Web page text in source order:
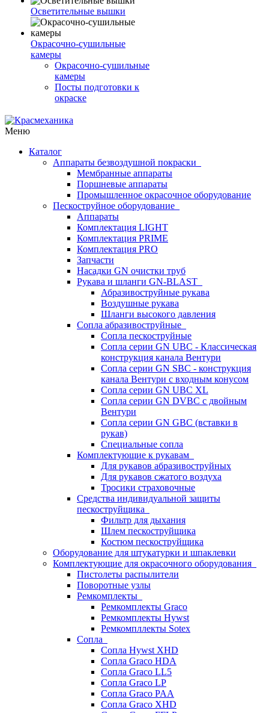
Осветительные вышки
Окрасочно-сушильные
камеры
Окрасочно-сушильные
камеры
Посты подготовки к
окраске
Меню
Каталог
Аппараты безвоздушной покраски
Мембранные аппараты
Поршневые аппараты
Промышленное окрасочное оборудование
Пескоструйное оборудование
Аппараты
Комплектация LIGHT
Комплектация PRIME
Комплектация PRO
Запчасти
Насадки GN очистки труб
Рукава и шланги GN-BLAST
Абразивоструйные рукава
Воздушные рукава
Шланги высокого давления
Сопла абразивоструйные
Сопла пескоструйные
Сопла серии GN UBC - Классическая
конструкция канала Вентури
Сопла серии GN SBC - конструкция
канала Вентури c входным конусом
Сопла серии GN UBC XL
Сопла серии GN DVBC с двойным
Вентури
Сопла серии GN GBC (вставки в
рукав)
Специальные сопла
Комплектующие к рукавам
Для рукавов абразивоструйных
Для рукавов сжатого воздуха
Тросики страховочные
Средства индивидуальной защиты
пескоструйщика
Фильтр для дыхания
Шлем пескоструйщика
Костюм пескоструйщика
Оборудование для штукатурки и шпаклевки
Комплектующие для окрасочного оборудования
Пистолеты распылители
Поворотные узлы
Ремкомплекты
Ремкомплекты Graco
Ремкомплекты Hywst
Ремкомпллекты Sotex
Сопла
Сопла Hywst XHD
Сопла Graco HDA
Сопла Graco LL5
Сопла Graco LP
Сопла Graco PAA
Сопла Graco XHD